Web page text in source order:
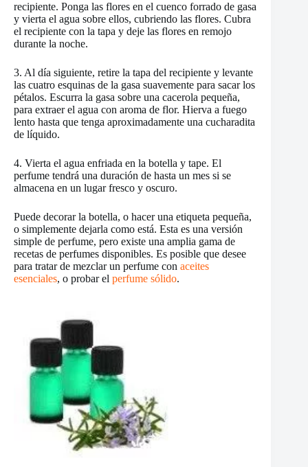
recipiente. Ponga las flores en el cuenco forrado de gasa
y vierta el agua sobre ellos, cubriendo las flores. Cubra
el recipiente con la tapa y deje las flores en remojo
durante la noche.
3. Al día siguiente, retire la tapa del recipiente y levante
las cuatro esquinas de la gasa suavemente para sacar los
pétalos. Escurra la gasa sobre una cacerola pequeña,
para extraer el agua con aroma de flor. Hierva a fuego
lento hasta que tenga aproximadamente una cucharadita
de líquido.
4. Vierta el agua enfriada en la botella y tape. El
perfume tendrá una duración de hasta un mes si se
almacena en un lugar fresco y oscuro.
Puede decorar la botella, o hacer una etiqueta pequeña,
o simplemente dejarla como está. Esta es una versión
simple de perfume, pero existe una amplia gama de
recetas de perfumes disponibles. Es posible que desee
para tratar de mezclar un perfume con aceites
esenciales, o probar el perfume sólido.